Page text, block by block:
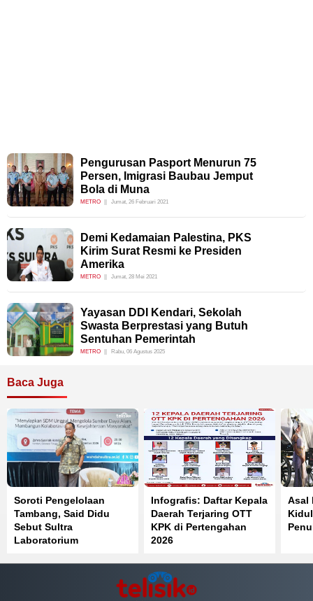
Pengurusan Pasport Menurun 75
Persen, Imigrasi Baubau Jemput
Bola di Muna
METRO Jumat, 26 Februari 2021
Demi Kedamaian Palestina, PKS
Kirim Surat Resmi ke Presiden
Amerika
METRO Jumat, 28 Mei 2021
Yayasan DDI Kendari, Sekolah
Swasta Berprestasi yang Butuh
Sentuhan Pemerintah
METRO Rabu, 06 Agustus 2025
Baca Juga
Soroti Pengelolaan
Tambang, Said Didu
Sebut Sultra
Laboratorium
UUD 1945
Infografis: Daftar Kepala
Daerah Terjaring OTT
KPK di Pertengahan
2026
Asal